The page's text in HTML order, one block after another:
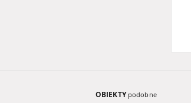
OBIEKTY podobne